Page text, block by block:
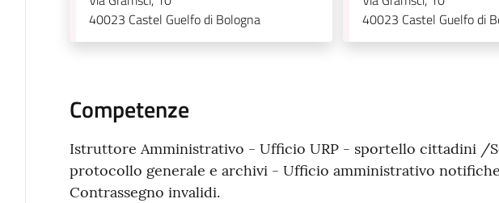
40023 Castel Guelfo di Bologna
40023 Castel Guelfo di
Competenze
Istruttore Amministrativo - Ufficio URP - sportello cittadini /
protocollo generale e archivi - Ufficio amministrativo
Contrassegno invalidi.